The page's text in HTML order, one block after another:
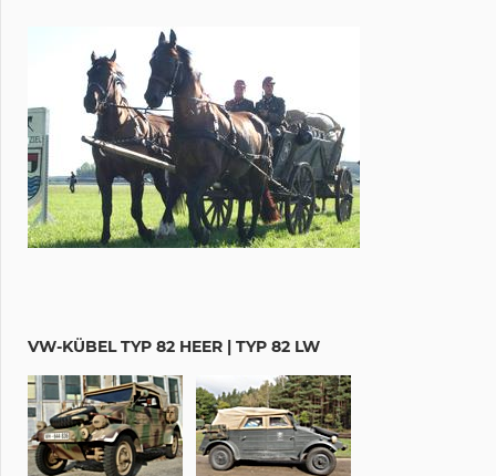
VW-KÜBEL TYP 82 HEER | TYP 82 LW